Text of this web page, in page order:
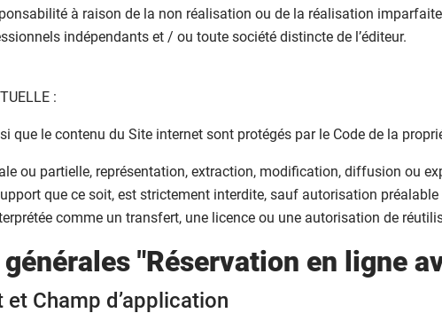
à raison de la non réalisation ou de la réalisation
indépendants et / ou toute société distincte de l’éditeur.
:
que le contenu du Site internet sont protégés par le Code de la
ou partielle, représentation, extraction, modification, diffusion ou
que ce soit, est strictement interdite, sauf autorisation
comme un transfert, une licence ou une autorisation de
"Réservation en ligne
Champ d’application